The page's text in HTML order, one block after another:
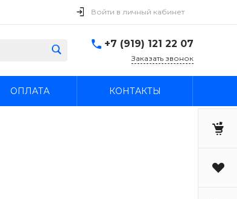
Войти в личный кабинет
+7 (919) 121 22 07
Заказать звонок
ОПЛАТА КОНТАКТЫ